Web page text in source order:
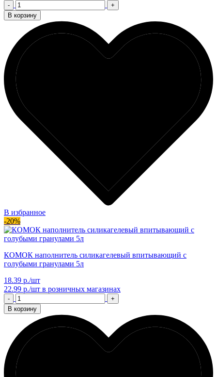
-
+
В корзину
В избранное
-20%
КОМОК наполнитель силикагелевый впитывающий с
голубыми гранулами 5л
18.39 р./шт
22.99 р./шт в розничных магазинах
-
+
В корзину